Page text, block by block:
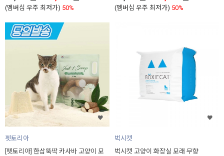
(멤버십 우주 최저가) 50% (멤버십 우주 최저가) 50%
펫토리아
[펫토리아] 한삽뚝딱 카사바 고양이 모
벅시캣
벅시캣 고양이 화장실 모래 무향